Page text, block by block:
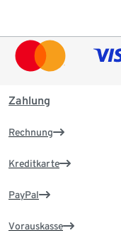
Zahlung
Rechnung
Kreditkarte
PayPal
Vorauskasse